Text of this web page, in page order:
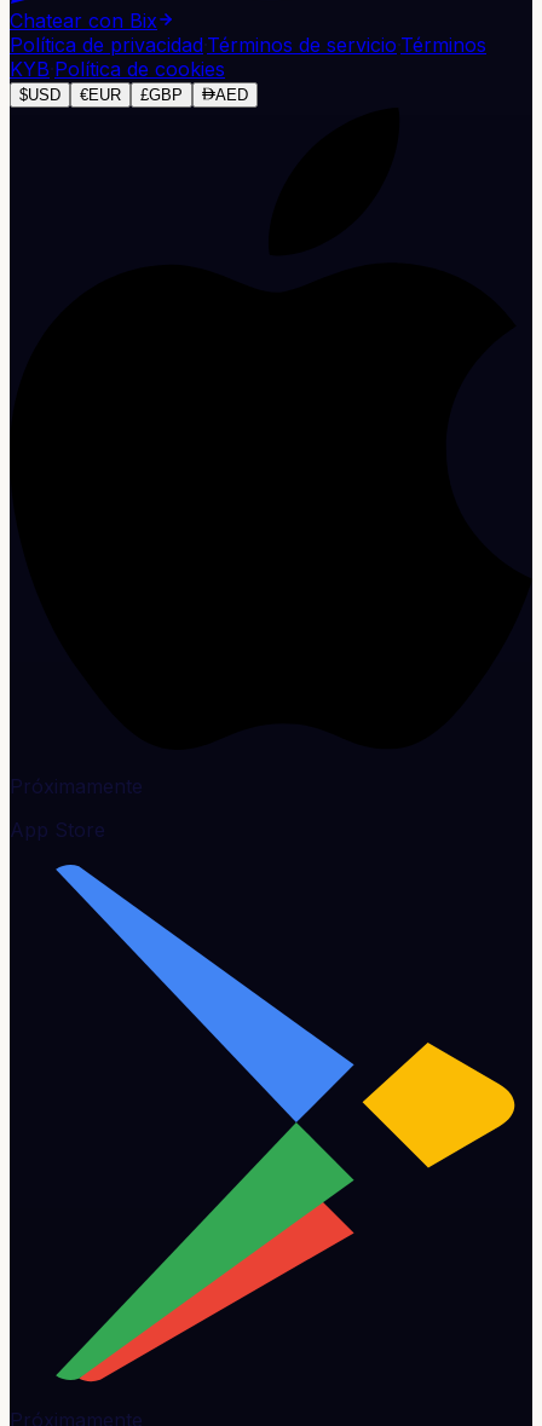
Chatear con Bix
Política de privacidad·Términos de servicio·Términos
KYB·Política de cookies
$USD €EUR £GBP AED
Próximamente
App Store
Próximamente